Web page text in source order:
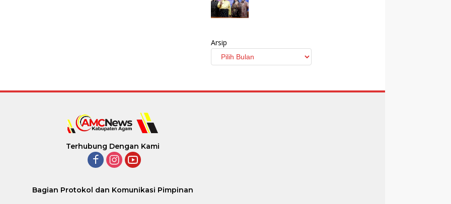
Arsip
Terhubung Dengan Kami
Bagian Protokol dan Komunikasi Pimpinan